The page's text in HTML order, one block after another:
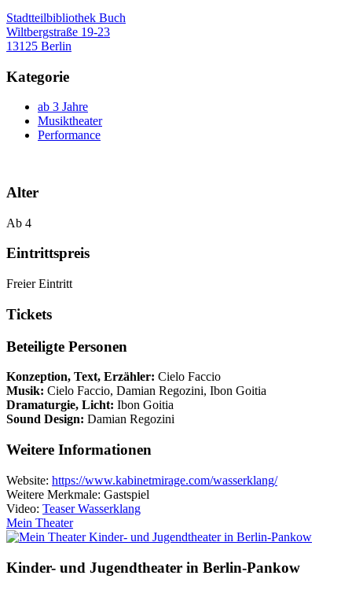
Stadtteilbibliothek Buch
Wiltbergstraße 19-23
13125 Berlin
Kategorie
ab 3 Jahre
Musiktheater
Performance
Alter
Ab 4
Eintrittspreis
Freier Eintritt
Tickets
Beteiligte Personen
Konzeption, Text, Erzähler: Cielo Faccio
Musik: Cielo Faccio, Damian Regozini, Ibon Goitia
Dramaturgie, Licht: Ibon Goitia
Sound Design: Damian Regozini
Weitere Informationen
Website: https://www.kabinetmirage.com/wasserklang/
Weitere Merkmale: Gastspiel
Video: Teaser Wasserklang
Mein Theater
Kinder- und Jugendtheater in Berlin‑Pankow